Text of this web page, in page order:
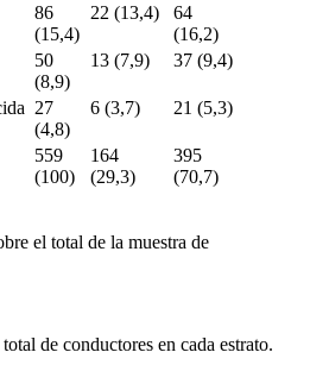
86
(15,4)
22 (13,4)
64
(16,2)
50
(8,9)
13 (7,9) 37 (9,4)
27
(4,8)
6 (3,7) 21 (5,3)
559
(100)
164
(29,3)
395
(70,7)
el total de la muestra de
de conductores en cada estrato.